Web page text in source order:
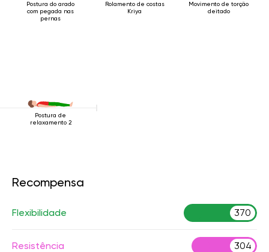
Postura do arado
com pegada nas
pernas
Rolamento de costas
Kriya
Movimento de torção
deitado
Postura de
relaxamento 2
Recompensa
Flexibilidade 370
Resistência 304